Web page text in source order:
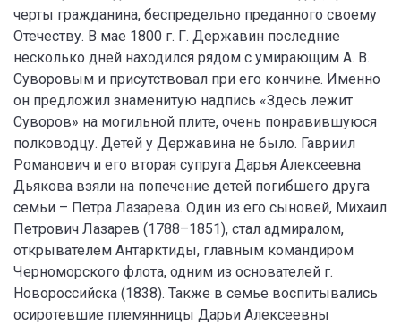
черты гражданина, беспредельно преданного своему
Отечеству. В мае 1800 г. Г. Державин последние
несколько дней находился рядом с умирающим А. В.
Суворовым и присутствовал при его кончине. Именно
он предложил знаменитую надпись «Здесь лежит
Суворов» на могильной плите, очень понравившуюся
полководцу. Детей у Державина не было. Гавриил
Романович и его вторая супруга Дарья Алексеевна
Дьякова взяли на попечение детей погибшего друга
семьи – Петра Лазарева. Один из его сыновей, Михаил
Петрович Лазарев (1788–1851), стал адмиралом,
открывателем Антарктиды, главным командиром
Черноморского флота, одним из основателей г.
Новороссийска (1838). Также в семье воспитывались
осиротевшие племянницы Дарьи Алексеевны